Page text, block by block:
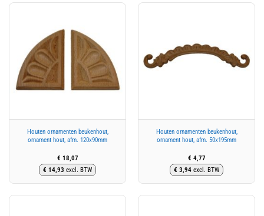
Houten ornamenten beukenhout,
ornament hout, afm. 120x90mm
€ 18,07
€ 14,93 excl. BTW
Houten ornamenten beukenhout,
ornament hout, afm. 50x195mm
€ 4,77
€ 3,94 excl. BTW